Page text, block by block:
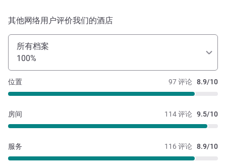
其他网络用户评价我们的酒店
所有档案
100%
97 评论 8.9/10
位置
114 评论 9.5/10
房间
116 评论 8.9/10
服务